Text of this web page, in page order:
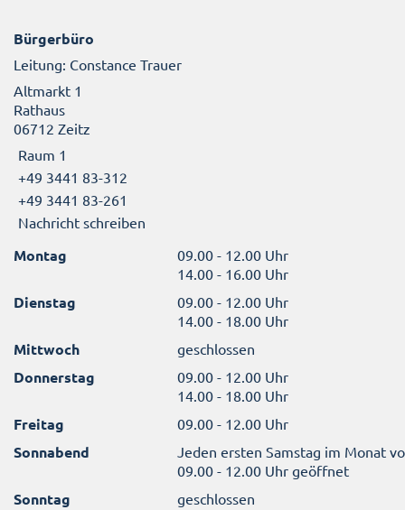
Bürgerbüro
Leitung: Constance Trauer
Altmarkt 1
Rathaus
06712 Zeitz
Raum 1
+49 3441 83-312
+49 3441 83-261
Nachricht schreiben
Montag
09.00 - 12.00 Uhr
14.00 - 16.00 Uhr
Dienstag
09.00 - 12.00 Uhr
14.00 - 18.00 Uhr
Mittwoch geschlossen
Donnerstag
09.00 - 12.00 Uhr
14.00 - 18.00 Uhr
Freitag 09.00 - 12.00 Uhr
Sonnabend
Jeden ersten Samstag im Monat
09.00 - 12.00 Uhr geöffnet
Sonntag geschlossen